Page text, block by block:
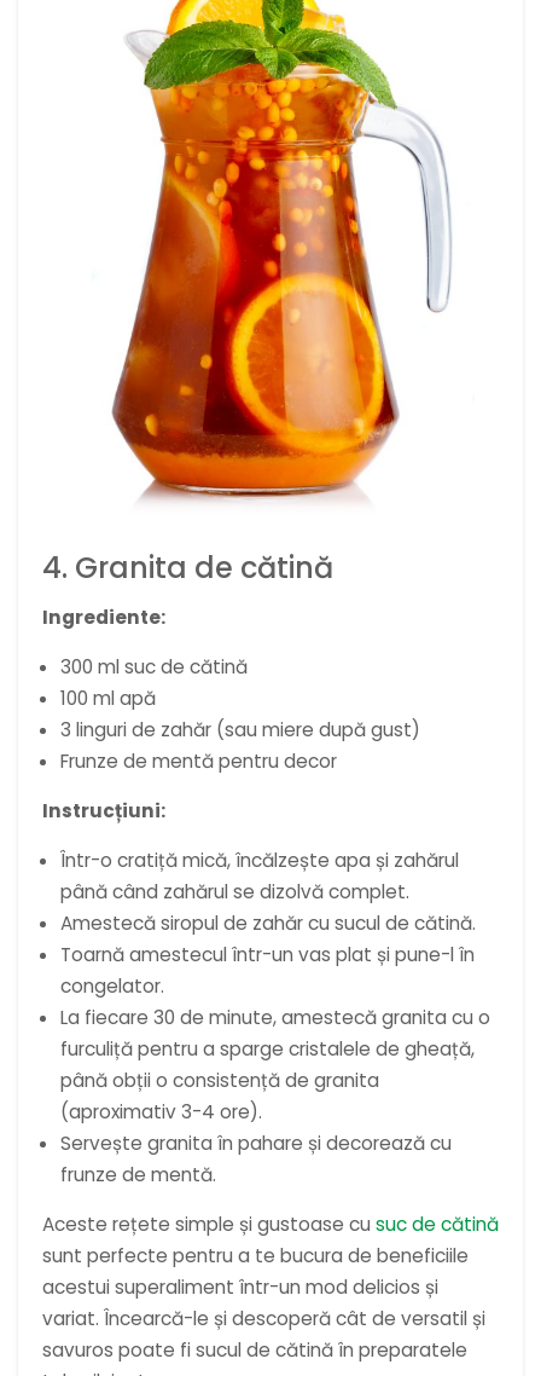
4. Granita de cătină
Ingrediente:
300 ml suc de cătină
100 ml apă
3 linguri de zahăr (sau miere după gust)
Frunze de mentă pentru decor
Instrucțiuni:
Într-o cratiță mică, încălzește apa și zahărul
până când zahărul se dizolvă complet.
Amestecă siropul de zahăr cu sucul de cătină.
Toarnă amestecul într-un vas plat și pune-l în
congelator.
La fiecare 30 de minute, amestecă granita cu o
furculiță pentru a sparge cristalele de gheață,
până obții o consistență de granita
(aproximativ 3-4 ore).
Servește granita în pahare și decorează cu
frunze de mentă.
Aceste rețete simple și gustoase cu suc de cătină
sunt perfecte pentru a te bucura de beneficiile
acestui superaliment într-un mod delicios și
variat. Încearcă-le și descoperă cât de versatil și
savuros poate fi sucul de cătină în preparatele